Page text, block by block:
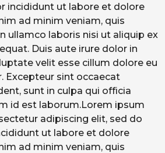
incididunt ut labore et dolore
ad minim veniam, quis
ullamco laboris nisi ut aliquip ex
Duis aute irure dolor in
velit esse cillum dolore eu
Excepteur sint occaecat
sunt in culpa qui officia
id est laborum.Lorem ipsum
adipiscing elit, sed do
ut labore et dolore
ad minim veniam, quis